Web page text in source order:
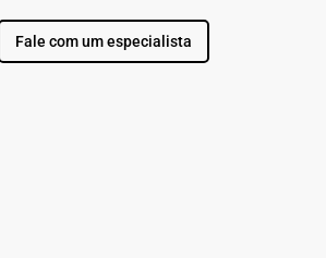
Fale com um especialista